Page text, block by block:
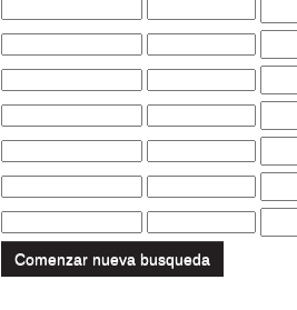
Comenzar nueva busqueda